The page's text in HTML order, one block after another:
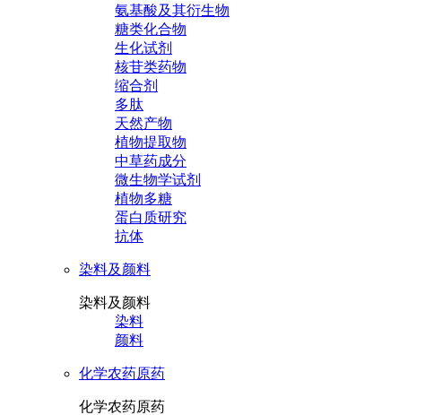
氨基酸及其衍生物
糖类化合物
生化试剂
核苷类药物
缩合剂
多肽
天然产物
植物提取物
中草药成分
微生物学试剂
植物多糖
蛋白质研究
抗体
染料及颜料
染料及颜料
染料
颜料
化学农药原药
化学农药原药